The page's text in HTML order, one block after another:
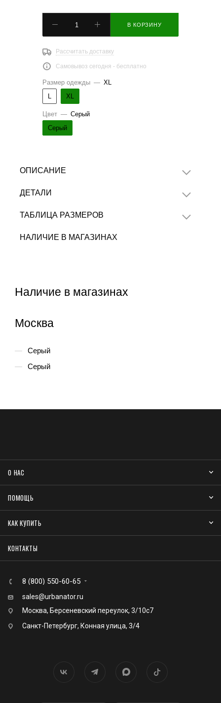
В КОРЗИНУ
Рассчитать доставку
Самовывоз сегодня - бесплатно
Размер одежды — XL
L
XL
Цвет — Серый
Серый
ОПИСАНИЕ
ДЕТАЛИ
ТАБЛИЦА РАЗМЕРОВ
НАЛИЧИЕ В МАГАЗИНАХ
Наличие в магазинах
Москва
Серый
Серый
О НАС
ПОМОЩЬ
КАК КУПИТЬ
КОНТАКТЫ
8 (800) 550-60-65
sales@urbanator.ru
Москва, Берсеневский переулок, 3/10с7
Санкт-Петербург, Конная улица, 3/4